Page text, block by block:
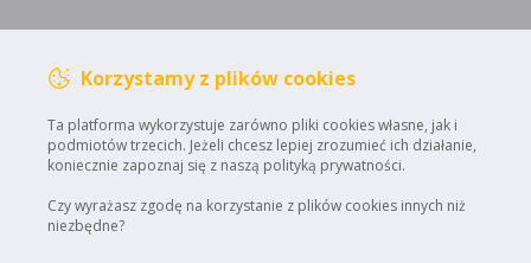
Korzystamy z plików cookies
Ta platforma wykorzystuje zarówno pliki cookies własne, jak i
podmiotów trzecich. Jeżeli chcesz lepiej zrozumieć ich działanie,
koniecznie zapoznaj się z naszą polityką prywatności.
Czy wyrażasz zgodę na korzystanie z plików cookies innych niż
niezbędne?